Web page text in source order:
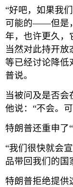
“好吧，如果我
可能的——但是
年，也许更久，
当然对此持开放
等已经讨论降低
普说。
当被问及是否会
他说： “不会。可
特朗普还重申了“
“我们很快就会
品带回我们的国
特朗普拒绝提供